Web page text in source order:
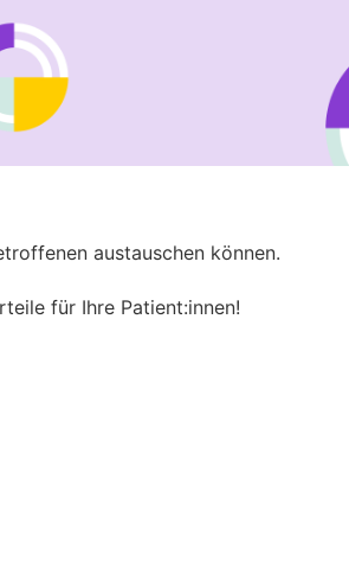
austauschen können.
für Ihre Patient:innen!